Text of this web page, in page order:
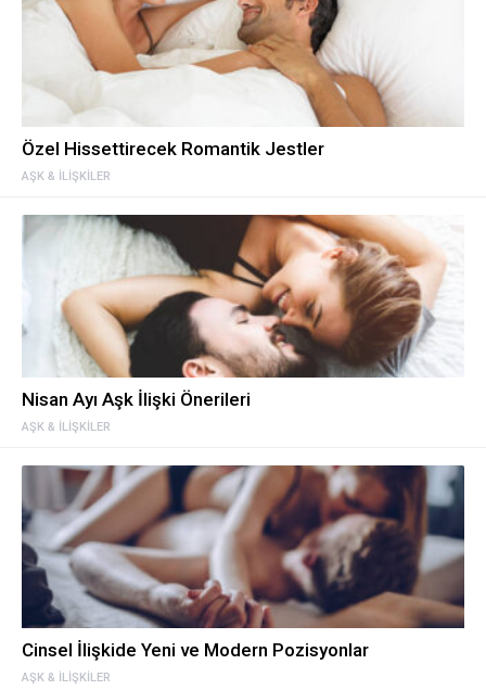
AŞK & İLIŞKILER
Özel Hissettirecek Romantik Jestler
AŞK & İLIŞKILER
Nisan Ayı Aşk İlişki Önerileri
AŞK & İLIŞKILER
Cinsel İlişkide Yeni ve Modern Pozisyonlar